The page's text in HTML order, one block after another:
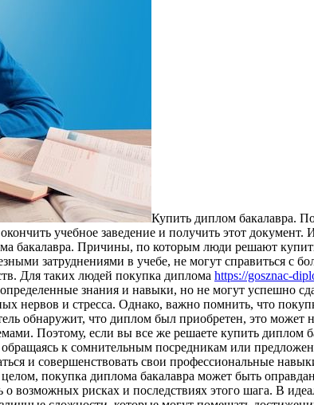
Купить диплoм бaкaлaврa.
учебное заведение и получить этот
бакалавра. Причины, по которым люди решают
затруднениями в учебе, не могут справиться с
Для таких людей покупка диплома https://gosznac-
знания и навыки, но не могут успешно
нервов и стресса. Однако, важно помнить, что
обнаружит, что диплом был приобретен, это может
Поэтому, если вы все же решаете купить
к сомнительным посредникам или
и совершенствовать свои профессиональные
покупка диплома бакалавра может быть
возможных рисках и последствиях этого шага. В